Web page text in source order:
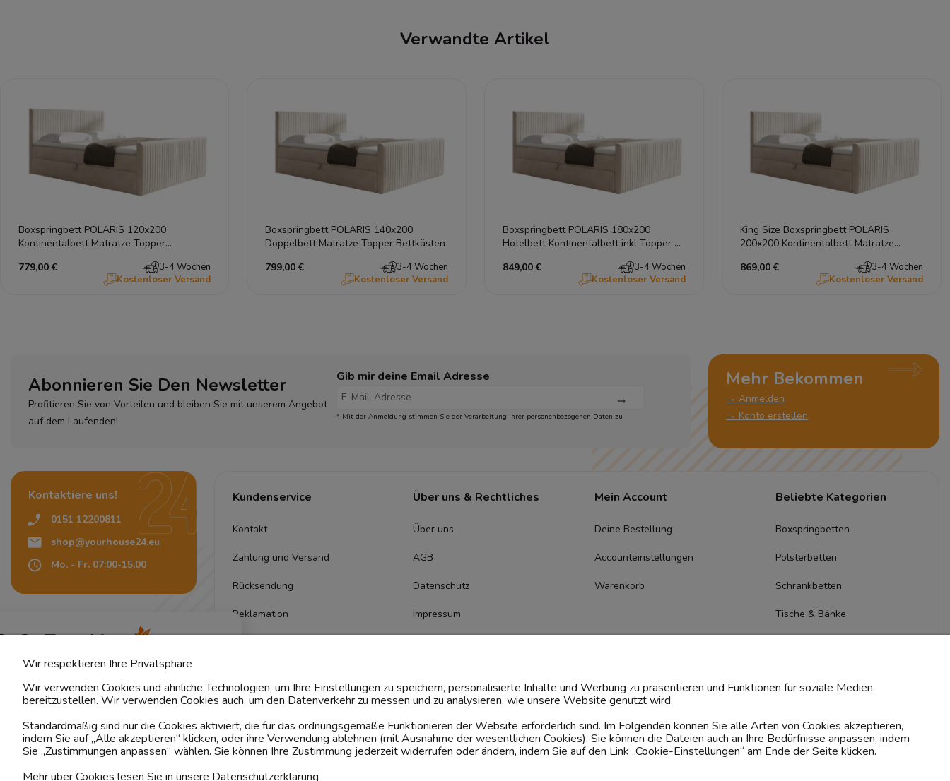
Verwandte Artikel
Boxspringbett POLARIS 120x200
Kontinentalbett Matratze Topper
779,00 €
3-4 Wochen
Kostenloser Versand
Boxspringbett POLARIS 140x200
Doppelbett Matratze Topper Bettkästen
799,00 €
3-4 Wochen
Kostenloser Versand
Boxspringbett POLARIS 180x200
Hotelbett Kontinentalbett inkl Topper &
849,00 €
3-4 Wochen
Kostenloser Versand
King Size Boxspringbett POLARIS
200x200 Kontinentalbett Matratze
869,00 €
3-4 Wochen
Kostenloser Versand
Abonnieren Sie Den Newsletter
Profitieren Sie von Vorteilen und bleiben Sie mit unserem Angebot
auf dem Laufenden!
Gib mir deine Email Adresse
* Mit der Anmeldung stimmen Sie der Verarbeitung Ihrer personenbezogenen Daten zu
Mehr Bekommen
→ Anmelden
→ Konto erstellen
Kontaktiere uns!
0151 12200811
shop@yourhouse24.eu
Mo. - Fr. 07:00-15:00
Basierend auf 373 Bewertungen
Kundenservice
Kontakt
Zahlung und Versand
Rücksendung
Reklamation
Lieferung
Qualität
Garantie
Über uns & Rechtliches
Über uns
AGB
Datenschutz
Impressum
Mein Account
Deine Bestellung
Accounteinstellungen
Warenkorb
Beliebte Kategorien
Boxspringbetten
Polsterbetten
Schrankbetten
Tische & Bänke
Wir respektieren Ihre Privatsphäre
Wir verwenden Cookies und ähnliche Technologien, um Ihre Einstellungen zu speichern, personalisierte Inhalte und Werbung zu präsentieren und Funktionen für soziale Medien
bereitzustellen. Wir verwenden Cookies auch, um den Datenverkehr zu messen und zu analysieren, wie unsere Website genutzt wird.
Standardmäßig sind nur die Cookies aktiviert, die für das ordnungsgemäße Funktionieren der Website erforderlich sind. Im Folgenden können Sie alle Arten von Cookies akzeptieren,
indem Sie auf „Alle akzeptieren“ klicken, oder ihre Verwendung ablehnen (mit Ausnahme der wesentlichen Cookies). Sie können die Dateien auch an Ihre Bedürfnisse anpassen, indem
Sie „Zustimmungen anpassen“ wählen. Sie können Ihre Zustimmung jederzeit widerrufen oder ändern, indem Sie auf den Link „Cookie-Einstellungen“ am Ende der Seite klicken.
Mehr über Cookies lesen Sie in unsere Datenschutzerklärung